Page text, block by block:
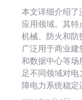
本文详细介绍了
应用领域。其特
机械、防火和防
广泛用于商业
和数据中心等场
足不同领域对电
障电力系统稳定